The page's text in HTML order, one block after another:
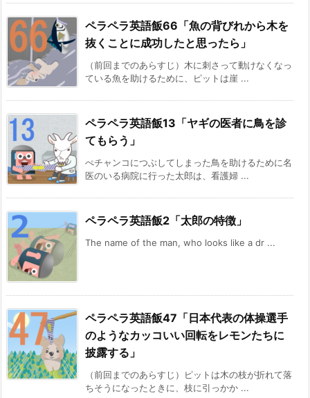
ペラペラ英語飯66「魚の背びれから木を
抜くことに成功したと思ったら」
（前回までのあらすじ）木に刺さって動けなくなっ
ている魚を助けるために、ピットは崖 ...
ペラペラ英語飯13「ヤギの医者に鳥を診
てもらう」
ぺチャンコにつぶしてしまった鳥を助けるために名
医のいる病院に行った太郎は、看護婦 ...
ペラペラ英語飯2「太郎の特徴」
The name of the man, who looks like a dr ...
ペラペラ英語飯47「日本代表の体操選手
のようなカッコいい回転をレモンたちに
披露する」
（前回までのあらすじ）ピットは木の枝が折れて落
ちそうになったときに、枝に引っかか ...